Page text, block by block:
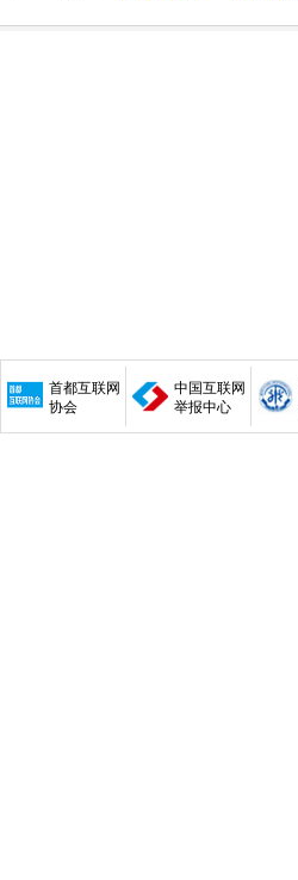
首都互联网
协会
中国互联网
举报中心